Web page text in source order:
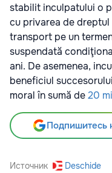
stabilit inculpatului o
cu privarea de
transport pe un
suspendată
ani. De asemenea,
beneficiul
moral în sumă de20
Подпишитесь
Источник Deschide